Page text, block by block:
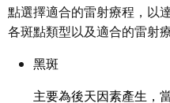
點選擇適合的雷射療程，以
各斑點類型以及適合的雷射療
黑斑
主要為後天因素產生，